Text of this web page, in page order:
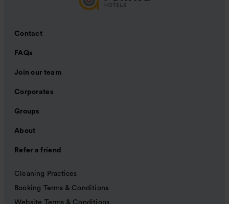
Contact
FAQs
Join our team
Corporates
Groups
About
Refer a friend
Cleaning Practices
Booking Terms & Conditions